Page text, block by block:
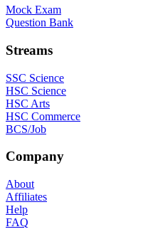
Mock Exam
Question Bank
Streams
SSC Science
HSC Science
HSC Arts
HSC Commerce
BCS/Job
Company
About
Affiliates
Help
FAQ